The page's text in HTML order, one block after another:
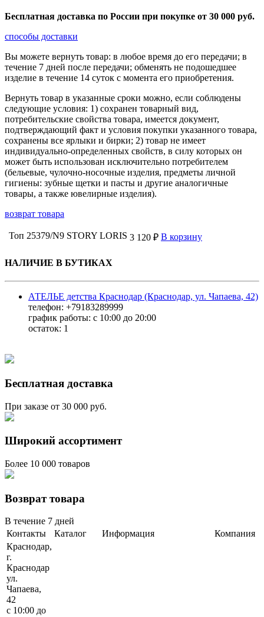
Бесплатная доставка по России при покупке от 30 000 pуб.
способы доставки
Вы можете вернуть товар: в любое время до его передачи; в
течение 7 дней после передачи; обменять не подошедшее
изделие в течение 14 суток с момента его приобретения.
Вернуть товар в указанные сроки можно, если соблюдены
следующие условия: 1) сохранен товарный вид,
потребительские свойства товара, имеется документ,
подтверждающий факт и условия покупки указанного товара,
сохранены все ярлыки и бирки; 2) товар не имеет
индивидуально-определенных свойств, в силу которых он
может быть использован исключительно потребителем
(бельевые, чулочно-носочные изделия, предметы личной
гигиены: зубные щетки и пасты и другие аналогичные
товары, а также ювелирные изделия).
возврат товара
Топ 25379/N9 STORY LORIS 3 120 ₽ В корзину
НАЛИЧИЕ В БУТИКАХ
АТЕЛЬЕ детства Краснодар (Краснодар, ул. Чапаева, 42)
телефон: +79183289999
график работы: с 10:00 до 20:00
остаток: 1
Бесплатная доставка
При заказе от 30 000 руб.
Широкий ассортимент
Более 10 000 товаров
Возврат товара
В течение 7 дней
Контакты
Каталог Информация
Компания
Краснодар,
г.
Краснодар
ул.
Чапаева,
42
с 10:00 до